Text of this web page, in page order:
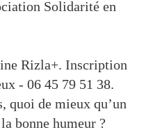
Solidarité en
Rizla+. Inscription
- 06 45 79 51 38.
quoi de mieux qu’un
bonne humeur ?